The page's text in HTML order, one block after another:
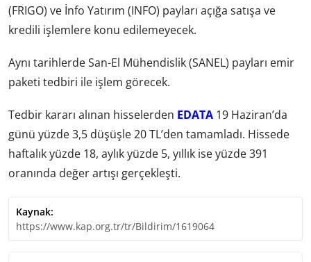
(FRIGO) ve İnfo Yatırım (INFO) payları açığa satışa ve
kredili işlemlere konu edilemeyecek.
Aynı tarihlerde San-El Mühendislik (SANEL) payları emir
paketi tedbiri ile işlem görecek.
Tedbir kararı alınan hisselerden EDATA 19 Haziran’da
günü yüzde 3,5 düşüşle 20 TL’den tamamladı. Hissede
haftalık yüzde 18, aylık yüzde 5, yıllık ise yüzde 391
oranında değer artışı gerçekleşti.
Kaynak:
https://www.kap.org.tr/tr/Bildirim/1619064